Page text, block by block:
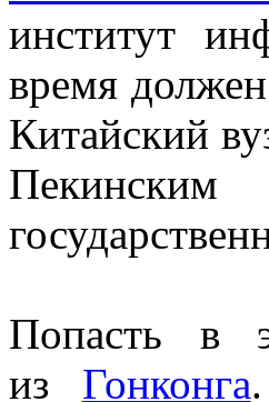
институт
время
Китайский
Попасть в
из Гонконга